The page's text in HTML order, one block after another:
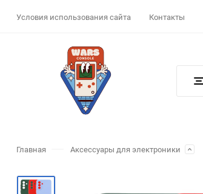
Условия использования сайта Контакты
Главная Аксессуары для электроники